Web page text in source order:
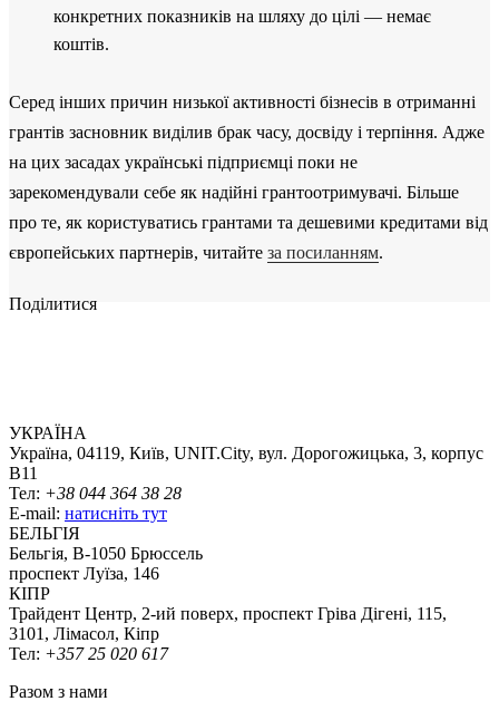
конкретних показників на шляху до цілі — немає
коштів.
Серед інших причин низької активності бізнесів в отриманні
грантів засновник виділив брак часу, досвіду і терпіння. Адже
на цих засадах українські підприємці поки не
зарекомендували себе як надійні грантоотримувачі. Більше
про те, як користуватись грантами та дешевими кредитами від
європейських партнерів, читайте за посиланням.
Поділитися
УКРАЇНА
Україна, 04119, Київ, UNIT.City, вул. Дорогожицька, 3, корпус
B11
Тел: +38 044 364 38 28
E-mail: натисніть тут
БЕЛЬГІЯ
Бельгія, В-1050 Брюссель
проспект Луїза, 146
КІПР
Трайдент Центр, 2-ий поверх, проспект Гріва Дігені, 115,
3101, Лімасол, Кіпр
Тел: +357 25 020 617
Разом з нами